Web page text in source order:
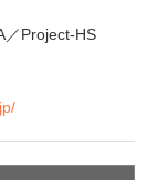
Project-HS